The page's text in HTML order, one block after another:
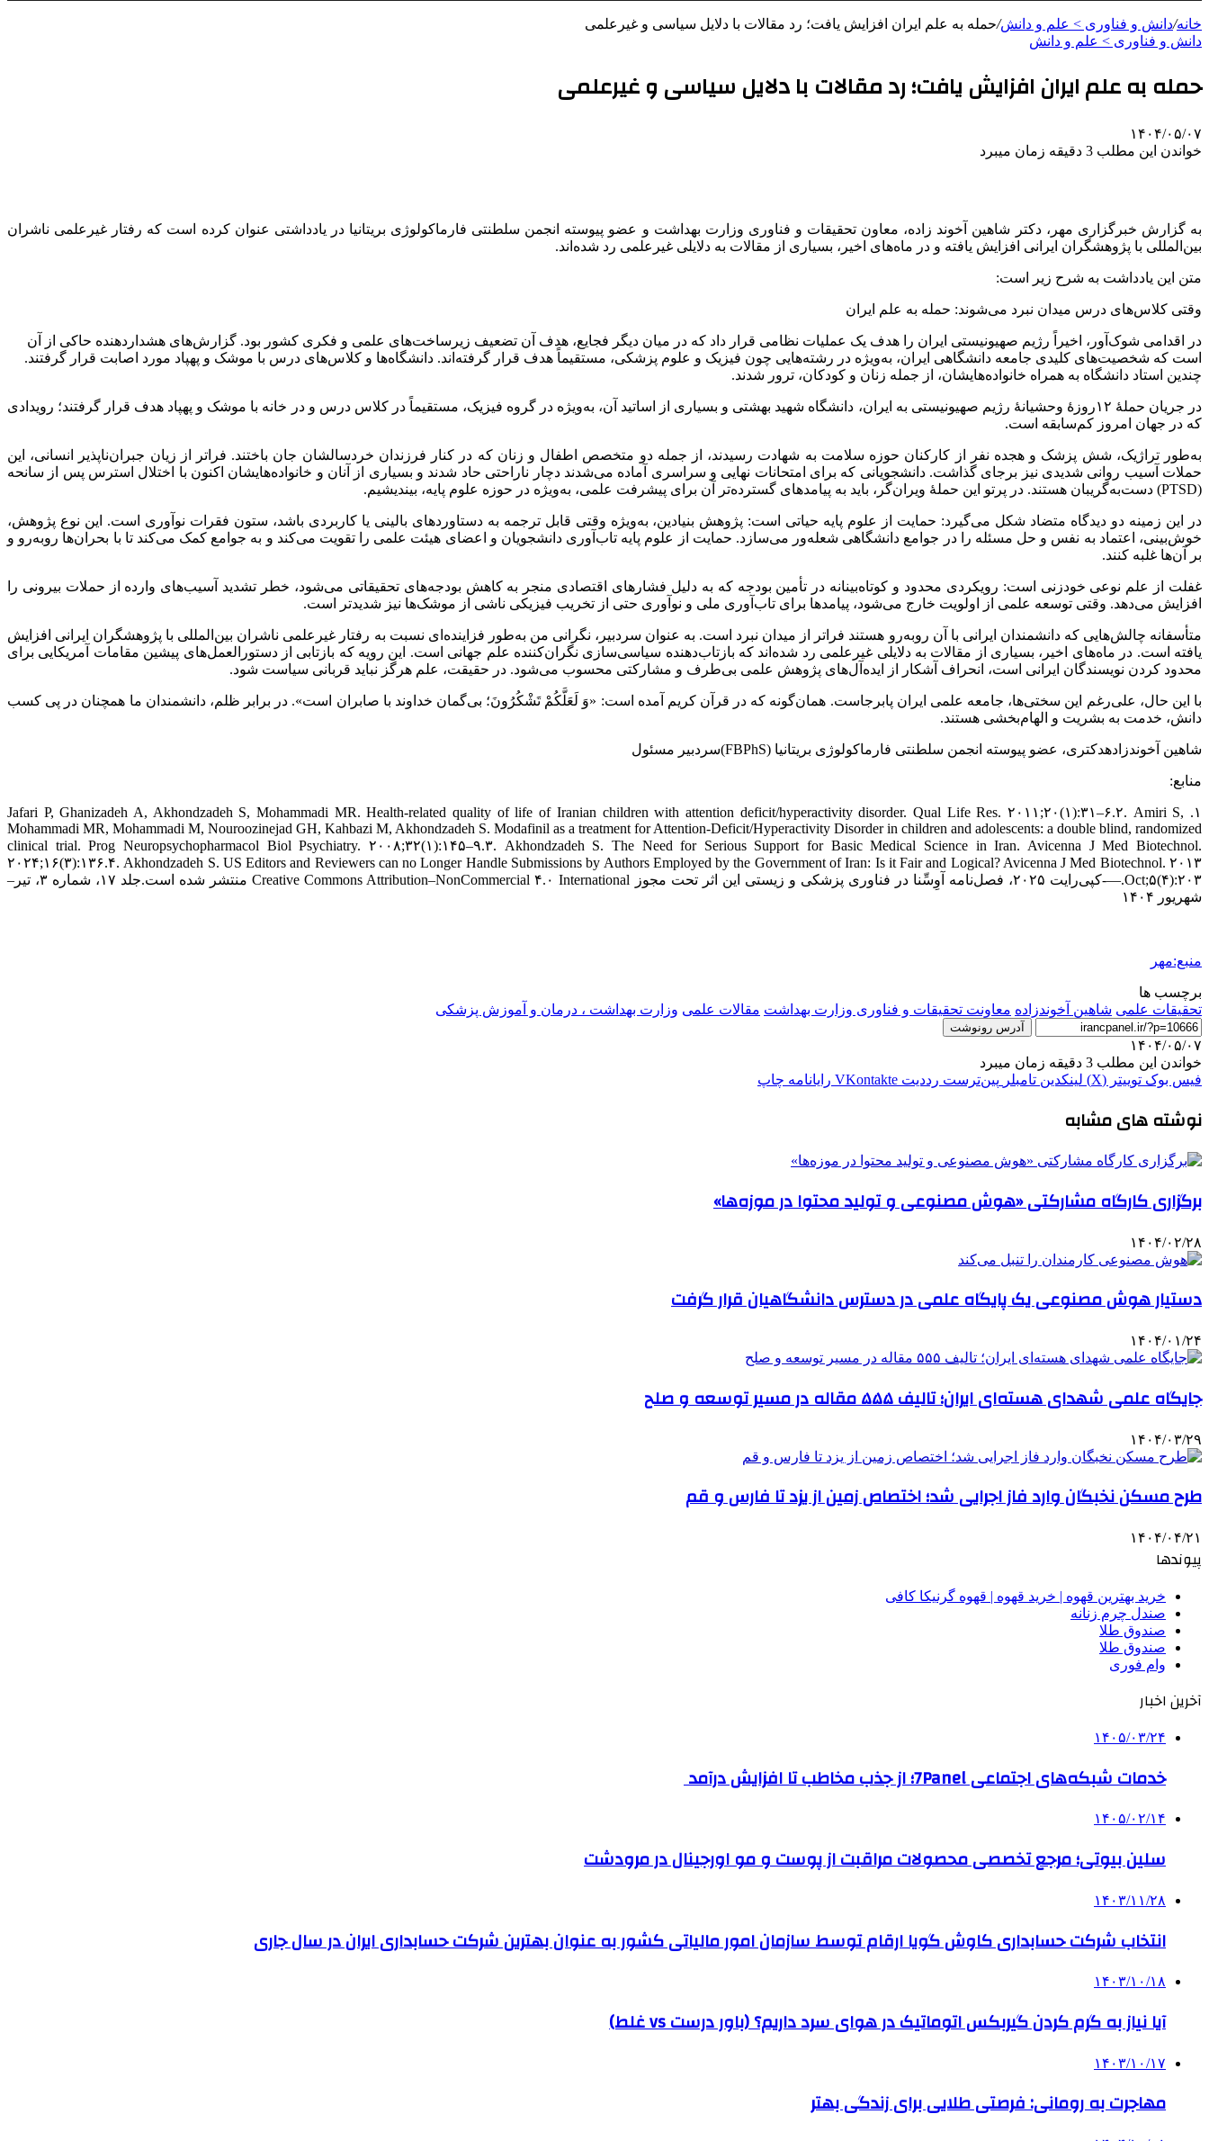
خانه/دانش و فناوری > علم و دانش/حمله به علم ایران افزایش یافت؛ رد مقالات با دلایل سیاسی و غیرعلمی
دانش و فناوری > علم و دانش
حمله به علم ایران افزایش یافت؛ رد مقالات با دلایل سیاسی و غیرعلمی
۱۴۰۴/۰۵/۰۷
خواندن این مطلب 3 دقیقه زمان میبرد
به گزارش خبرگزاری مهر، دکتر شاهین آخوند زاده، معاون تحقیقات و فناوری وزارت بهداشت و عضو پیوسته انجمن سلطنتی فارماکولوژی بریتانیا در یادداشتی عنوان کرده است که رفتار غیرعلمی ناشران
بین‌المللی با پژوهشگران ایرانی افزایش یافته و در ماه‌های اخیر، بسیاری از مقالات به دلایلی غیرعلمی رد شده‌اند.
متن این یادداشت به شرح زیر است:
وقتی کلاس‌های درس میدان نبرد می‌شوند: حمله به علم ایران
در اقدامی شوک‌آور، اخیراً رژیم صهیونیستی ایران را هدف یک عملیات نظامی قرار داد که در میان دیگر فجایع، هدف آن تضعیف زیرساخت‌های علمی و فکری کشور بود. گزارش‌های هشداردهنده حاکی از آن
است که شخصیت‌های کلیدی جامعه دانشگاهی ایران، به‌ویژه در رشته‌هایی چون فیزیک و علوم پزشکی، مستقیماً هدف قرار گرفته‌اند. دانشگاه‌ها و کلاس‌های درس با موشک و پهپاد مورد اصابت قرار گرفتند.
چندین استاد دانشگاه به همراه خانواده‌هایشان، از جمله زنان و کودکان، ترور شدند.
در جریان حملهٔ ۱۲روزهٔ وحشیانهٔ رژیم صهیونیستی به ایران، دانشگاه شهید بهشتی و بسیاری از اساتید آن، به‌ویژه در گروه فیزیک، مستقیماً در کلاس درس و در خانه با موشک و پهپاد هدف قرار گرفتند؛ رویدادی
که در جهان امروز کم‌سابقه است.
به‌طور تراژیک، شش پزشک و هجده نفر از کارکنان حوزه سلامت به شهادت رسیدند، از جمله دو متخصص اطفال و زنان که در کنار فرزندان خردسالشان جان باختند. فراتر از زیان جبران‌ناپذیر انسانی، این
حملات آسیب روانی شدیدی نیز برجای گذاشت. دانشجویانی که برای امتحانات نهایی و سراسری آماده می‌شدند دچار ناراحتی حاد شدند و بسیاری از آنان و خانواده‌هایشان اکنون با اختلال استرس پس از سانحه
(PTSD) دست‌به‌گریبان هستند. در پرتو این حملهٔ ویران‌گر، باید به پیامدهای گسترده‌تر آن برای پیشرفت علمی، به‌ویژه در حوزه علوم پایه، بیندیشیم.
در این زمینه دو دیدگاه متضاد شکل می‌گیرد: حمایت از علوم پایه حیاتی است: پژوهش بنیادین، به‌ویژه وقتی قابل ترجمه به دستاوردهای بالینی یا کاربردی باشد، ستون فقرات نوآوری است. این نوع پژوهش،
خوش‌بینی، اعتماد به نفس و حل مسئله را در جوامع دانشگاهی شعله‌ور می‌سازد. حمایت از علوم پایه تاب‌آوری دانشجویان و اعضای هیئت علمی را تقویت می‌کند و به جوامع کمک می‌کند تا با بحران‌ها روبه‌رو و
بر آن‌ها غلبه کنند.
غفلت از علم نوعی خودزنی است: رویکردی محدود و کوتاه‌بینانه در تأمین بودجه که به دلیل فشارهای اقتصادی منجر به کاهش بودجه‌های تحقیقاتی می‌شود، خطر تشدید آسیب‌های وارده از حملات بیرونی را
افزایش می‌دهد. وقتی توسعه علمی از اولویت خارج می‌شود، پیامدها برای تاب‌آوری ملی و نوآوری حتی از تخریب فیزیکی ناشی از موشک‌ها نیز شدیدتر است.
متأسفانه چالش‌هایی که دانشمندان ایرانی با آن روبه‌رو هستند فراتر از میدان نبرد است. به عنوان سردبیر، نگرانی من به‌طور فزاینده‌ای نسبت به رفتار غیرعلمی ناشران بین‌المللی با پژوهشگران ایرانی افزایش
یافته است. در ماه‌های اخیر، بسیاری از مقالات به دلایلی غیرعلمی رد شده‌اند که بازتاب‌دهنده سیاسی‌سازی نگران‌کننده علم جهانی است. این رویه که بازتابی از دستورالعمل‌های پیشین مقامات آمریکایی برای
محدود کردن نویسندگان ایرانی است، انحراف آشکار از ایده‌آل‌های پژوهش علمی بی‌طرف و مشارکتی محسوب می‌شود. در حقیقت، علم هرگز نباید قربانی سیاست شود.
با این حال، علی‌رغم این سختی‌ها، جامعه علمی ایران پابرجاست. همان‌گونه که در قرآن کریم آمده است: «وَ لَعَلَّکُمْ تَشْکُرُونَ؛ بی‌گمان خداوند با صابران است». در برابر ظلم، دانشمندان ما همچنان در پی کسب
دانش، خدمت به بشریت و الهام‌بخشی هستند.
شاهین آخوندزادهدکتری، عضو پیوسته انجمن سلطنتی فارماکولوژی بریتانیا (FBPhS)سردبیر مسئول
منابع:
۱. Jafari P, Ghanizadeh A, Akhondzadeh S, Mohammadi MR. Health-related quality of life of Iranian children with attention deficit/hyperactivity disorder. Qual Life Res. ۲۰۱۱;۲۰(۱):۳۱–۶.۲. Amiri S,
Mohammadi MR, Mohammadi M, Nouroozinejad GH, Kahbazi M, Akhondzadeh S. Modafinil as a treatment for Attention-Deficit/Hyperactivity Disorder in children and adolescents: a double blind, randomized
clinical trial. Prog Neuropsychopharmacol Biol Psychiatry. ۲۰۰۸;۳۲(۱):۱۴۵–۹.۳. Akhondzadeh S. The Need for Serious Support for Basic Medical Science in Iran. Avicenna J Med Biotechnol.
۲۰۲۴;۱۶(۳):۱۳۶.۴. Akhondzadeh S. US Editors and Reviewers can no Longer Handle Submissions by Authors Employed by the Government of Iran: Is it Fair and Logical? Avicenna J Med Biotechnol. ۲۰۱۳
Oct;۵(۴):۲۰۳.—-کپی‌رایت ۲۰۲۵، فصل‌نامه آوِسِّنا در فناوری پزشکی و زیستی این اثر تحت مجوز Creative Commons Attribution–NonCommercial ۴.۰ International منتشر شده است.جلد ۱۷، شماره ۳، تیر–
شهریور ۱۴۰۴
منبع:مهر
برچسب ها
تحقیقات علمی شاهین آخوندزاده معاونت تحقیقات و فناوری وزارت بهداشت مقالات علمی وزارت بهداشت ، درمان و آموزش پزشکی
آدرس رونوشت
۱۴۰۴/۰۵/۰۷
خواندن این مطلب 3 دقیقه زمان میبرد
فیس بوک توییتر (X) لینکدین ‫تامبلر ‫پین‌ترست ‫رددیت ‫VKontakte رایانامه چاپ
نوشته های مشابه
برگزاری کارگاه مشارکتی «هوش مصنوعی و تولید محتوا در موزه‌ها»
۱۴۰۴/۰۲/۲۸
دستیار هوش مصنوعی یک پایگاه علمی در دسترس دانشگاهیان قرار گرفت
۱۴۰۴/۰۱/۲۴
جایگاه علمی شهدای هسته‌ای ایران؛ تالیف ۵۵۵ مقاله در مسیر توسعه و صلح
۱۴۰۴/۰۳/۲۹
طرح مسکن نخبگان وارد فاز اجرایی شد؛ اختصاص زمین از یزد تا فارس و قم
۱۴۰۴/۰۴/۲۱
پیوندها
خرید بهترین قهوه | خرید قهوه | قهوه گرنیکا کافی
صندل چرم زنانه
صندوق طلا
صندوق طلا
وام فوری
آخرین اخبار
۱۴۰۵/۰۳/۲۴
خدمات شبکه‌های اجتماعی 7Panel؛ از جذب مخاطب تا افزایش درآمد
۱۴۰۵/۰۲/۱۴
سلین بیوتی؛ مرجع تخصصی محصولات مراقبت از پوست و مو اورجینال در مرودشت
۱۴۰۳/۱۱/۲۸
انتخاب شرکت حسابداری کاوش گویا ارقام توسط سازمان امور مالیاتی کشور به عنوان بهترین شرکت حسابداری ایران در سال جاری
۱۴۰۳/۱۰/۱۸
آیا نیاز به گرم کردن گیربکس اتوماتیک در هوای سرد داریم؟ (باور درست vs غلط)
۱۴۰۳/۱۰/۱۷
مهاجرت به رومانی: فرصتی طلایی برای زندگی بهتر